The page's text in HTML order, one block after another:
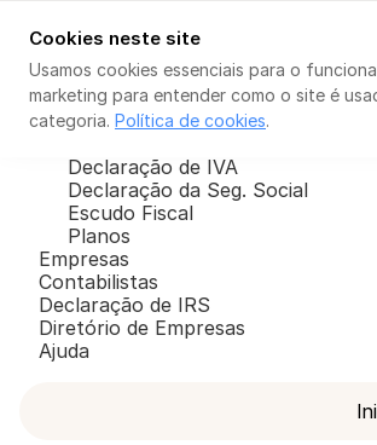
Cookies neste site
Usamos cookies essenciais para o
marketing para entender como o site é
categoria. Política de cookies.
Faturação
Diretório de Empresas
Escudo Fiscal
Declaração de IVA
Declaração da Seg. Social
Planos
Empresas
Contabilistas
Declaração de IRS
IA Consultor Fiscal
Ajuda